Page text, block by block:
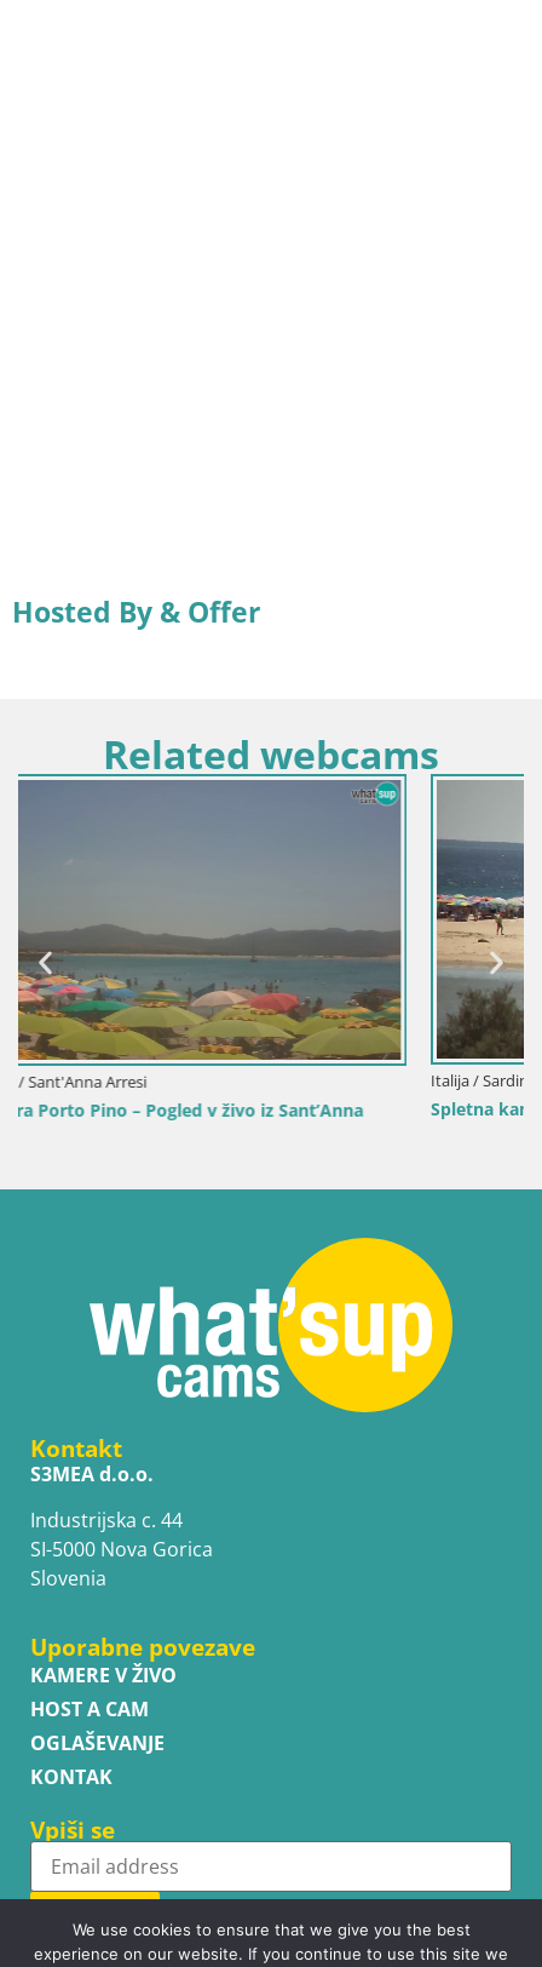
Hosted By & Offer
Related webcams
Italija / Sardinija / Domus de Maria
Spletna kamera Chia – Pogled v živo na plažo Su Giudeu
Kontakt
S3MEA d.o.o.
Industrijska c. 44
SI-5000 Nova Gorica
Slovenia
Uporabne povezave
KAMERE V ŽIVO
HOST A CAM
OGLAŠEVANJE
KONTAK
Vpiši se
Subscribe
We use cookies to ensure that we give you the best
experience on our website. If you continue to use this site we